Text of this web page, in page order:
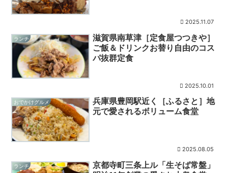
2025.11.07
ランチ
滋賀県南草津［定食屋つつきや］
ご飯＆ドリンクお替り自由のコス
パ抜群定食
2025.10.01
おでかけグルメ
兵庫県豊岡駅近く［ふるさと］地
元で愛されるボリューム食堂
2025.08.05
ランチ
京都寺町三条上ル「生そば常盤」